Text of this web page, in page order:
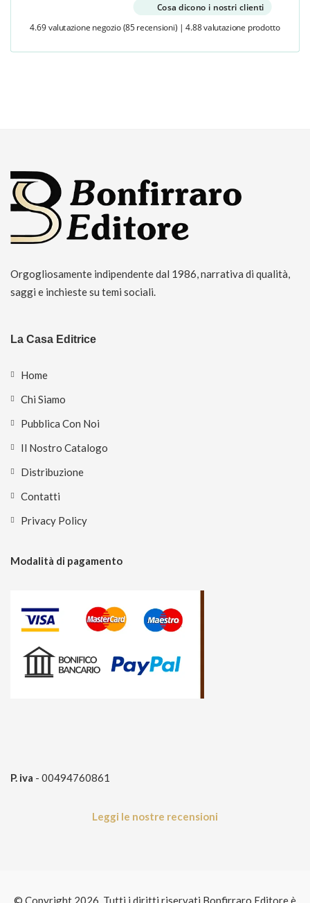
Cosa dicono i nostri clienti
4.69 valutazione negozio (85 recensioni) | 4.88 valutazione prodotto
Orgogliosamente indipendente dal 1986, narrativa di qualità,
saggi e inchieste su temi sociali.
La Casa Editrice
Home
Chi Siamo
Pubblica Con Noi
Il Nostro Catalogo
Distribuzione
Contatti
Privacy Policy
Modalità di pagamento
P. iva - 00494760861
Leggi le nostre recensioni
© Copyright 2026 Tutti i diritti riservati Bonfirraro Editore è